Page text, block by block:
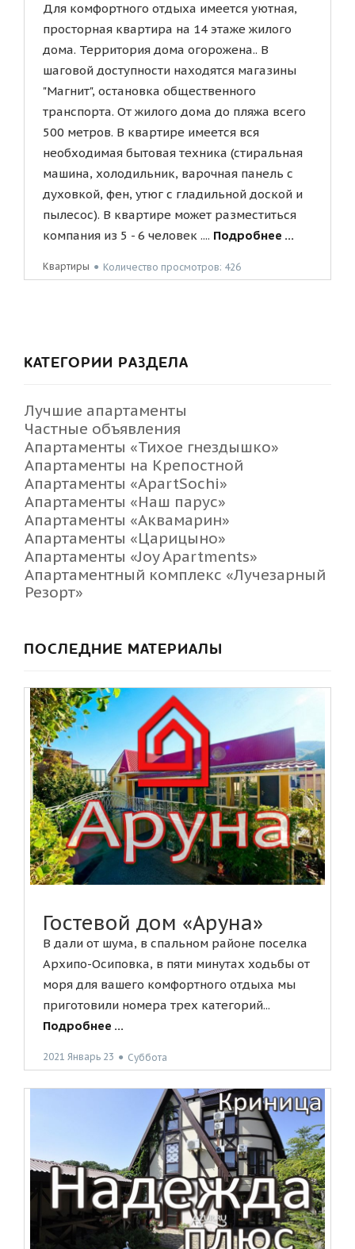
Для комфортного отдыха имеется уютная,
просторная квартира на 14 этаже жилого
дома. Территория дома огорожена.. В
шаговой доступности находятся магазины
"Магнит", остановка общественного
транспорта. От жилого дома до пляжа всего
500 метров. В квартире имеется вся
необходимая бытовая техника (стиральная
машина, холодильник, варочная панель с
духовкой, фен, утюг с гладильной доской и
пылесос). В квартире может разместиться
компания из 5 - 6 человек .... Подробнее ...
Квартиры ● Количество просмотров: 426
КАТЕГОРИИ РАЗДЕЛА
Лучшие апартаменты
Частные объявления
Апартаменты «Тихое гнездышко»
Апартаменты на Крепостной
Апартаменты «ApartSochi»
Апартаменты «Наш парус»
Апартаменты «Аквамарин»
Апартаменты «Царицыно»
Апартаменты «Joy Apartments»
Апартаментный комплекс «Лучезарный
Резорт»
ПОСЛЕДНИЕ МАТЕРИАЛЫ
Гостевой дом «Аруна»
В дали от шума, в спальном районе поселка
Архипо-Осиповка, в пяти минутах ходьбы от
моря для вашего комфортного отдыха мы
приготовили номера трех категорий...
Подробнее ...
2021 Январь 23 ● Суббота